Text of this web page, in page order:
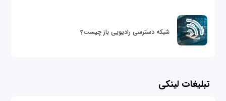
شبکه دسترسی رادیویی باز چیست؟
تبلیغات لینکی